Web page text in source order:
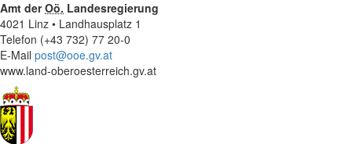
Amt derOö. Landesregierung
4021 Linz • Landhausplatz 1
Telefon (+43 732) 77 20-0
E-Mail post@ooe.gv.at
www.land-oberoesterreich.gv.at